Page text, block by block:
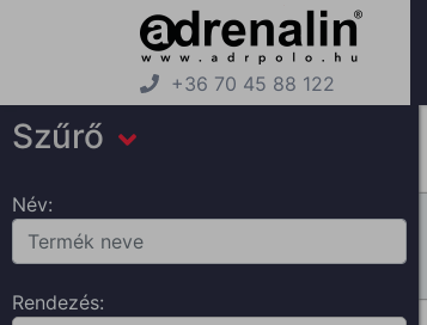
+36 70 45 88 122
Szűrő
Név:
Rendezés: